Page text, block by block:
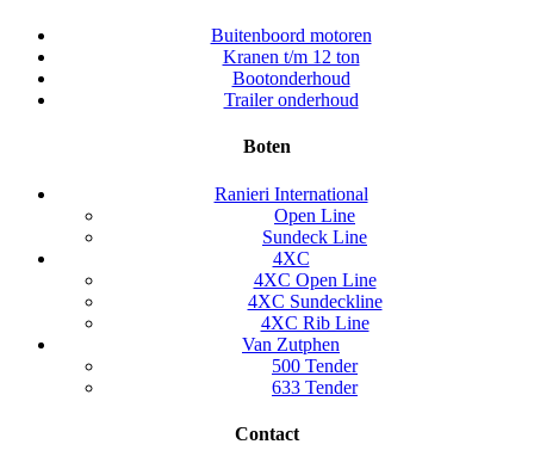
Buitenboord motoren
Kranen t/m 12 ton
Bootonderhoud
Trailer onderhoud
Boten
Ranieri International
Open Line
Sundeck Line
4XC
4XC Open Line
4XC Sundeckline
4XC Rib Line
Van Zutphen
500 Tender
633 Tender
Contact